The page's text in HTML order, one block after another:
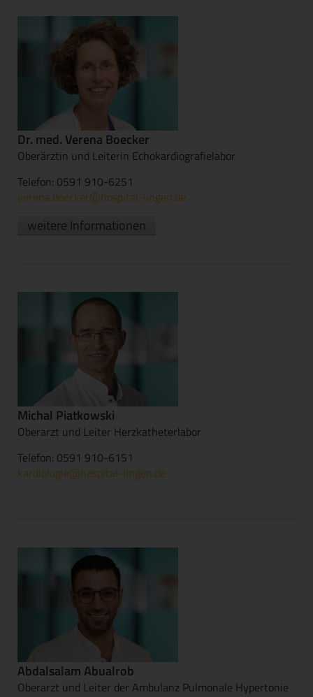
Dr. med. Verena Boecker
Oberärztin und Leiterin Echokardiografielabor
Telefon: 0591 910-6251
verena.boecker@hospital-lingen.de
weitere Informationen
Michal Piatkowski
Oberarzt und Leiter Herzkatheterlabor
Telefon: 0591 910-6151
kardiologie@hospital-lingen.de
Abdalsalam Abualrob
Oberarzt und Leiter der Ambulanz Pulmonale Hypertonie